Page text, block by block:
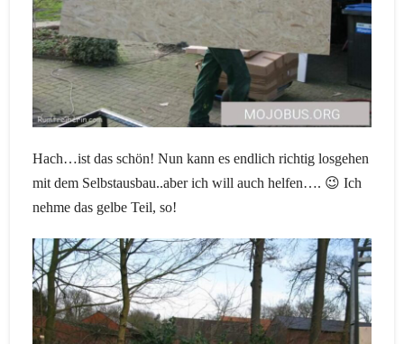
Hach…ist das schön! Nun kann es endlich richtig losgehen
mit dem Selbstausbau..aber ich will auch helfen…. 😉 Ich
nehme das gelbe Teil, so!